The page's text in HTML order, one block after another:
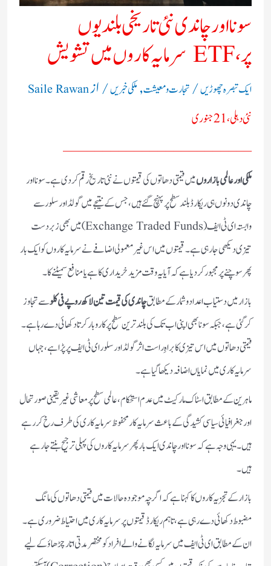
سونا اور چاندی نئی تاریخی بلندیوں
پر، ETF سرمایہ کاروں میں تشویش
ایک تبصرہ چھوڑیں/تجارت و معیشت,ملکی خبریں/ ازSaile Rawan
نئی دہلی، 21 جنوری
ــــــــــــــــــــــــ
ملکی اور عالمی بازاروںمیں قیمتی دھاتوں کی قیمتوں نے نئی تاریخ رقم کر دی ہے۔ سونا اور
چاندی دونوں ہی ریکارڈ بلند سطح پر پہنچ گئے ہیں، جس کے نتیجے میں گولڈ اور سلور سے
وابستہ ای ٹی ایف (Exchange Traded Funds)میں بھی زبردست
تیزی دیکھی جا رہی ہے۔ قیمتوں میں اس غیر معمولی اضافے نے سرمایہ کاروں کو ایک بار
پھر سوچنے پر مجبور کر دیا ہے کہ آیا یہ وقت مزید خریداری کا ہے یا منافع سمیٹنے کا۔
بازار میں دستیاب اعداد و شمار کے مطابقچاندی کی قیمت تین لاکھ روپے فی کلوسے تجاوز
کر گئی ہے، جبکہ سونا بھی اپنی اب تک کی بلند ترین سطح پر کاروبار کرتا دکھائی دے رہا ہے۔
قیمتی دھاتوں میں اس تیزی کا براہِ راست اثر گولڈ اور سلور ای ٹی ایف پر پڑا ہے، جہاں
سرمایہ کاری میں نمایاں اضافہ دیکھا گیا ہے۔
ماہرین کے مطابق اسٹاک مارکیٹ میں عدم استحکام، عالمی سطح پر معاشی غیر یقینی صورتحال
اور جغرافیائی سیاسی کشیدگی کے باعث سرمایہ کار محفوظ سرمایہ کاری کی طرف رخ کر رہے
ہیں۔ یہی وجہ ہے کہ سونا اور چاندی ایک بار پھر سرمایہ کاروں کی پہلی ترجیح بنتے جا رہے
ہیں۔
بازار کے تجزیہ کاروں کا کہنا ہے کہ اگرچہ موجودہ حالات میں قیمتی دھاتوں کی مانگ
مضبوط دکھائی دے رہی ہے، تاہم ریکارڈ قیمتوں پر سرمایہ کاری میں احتیاط ضروری ہے۔
ان کے مطابق ای ٹی ایف میں سرمایہ لگانے والے افراد کو مختصر مدتی اتار چڑھاؤ کے لیے